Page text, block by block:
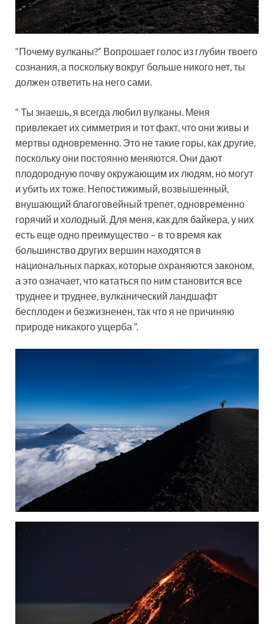
“Почему вулканы?” Вопрошает голос из глубин твоего
сознания, а поскольку вокруг больше никого нет, ты
должен ответить на него сами.
“ Ты знаешь, я всегда любил вулканы. Меня
привлекает их симметрия и тот факт, что они живы и
мертвы одновременно. Это не такие горы, как другие,
поскольку они постоянно меняются. Они дают
плодородную почву окружающим их людям, но могут
и убить их тоже. Непостижимый, возвышенный,
внушающий благоговейный трепет, одновременно
горячий и холодный. Для меня, как для байкера, у них
есть еще одно преимущество – в то время как
большинство других вершин находятся в
национальных парках, которые охраняются законом,
а это означает, что кататься по ним становится все
труднее и труднее, вулканический ландшафт
бесплоден и безжизненен, так что я не причиняю
природе никакого ущерба ”.